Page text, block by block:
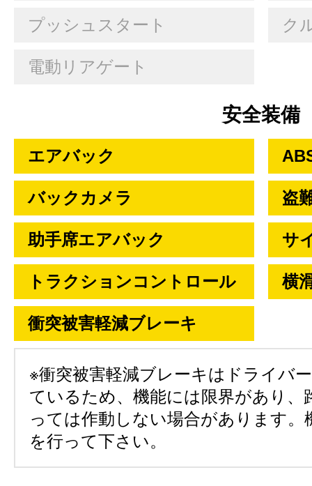
プッシュスタート ク
電動リアゲート
安全装備
エアバック
バックカメラ 盗
助手席エアバック サ
トラクションコントロール 横
衝突被害軽減ブレーキ
※衝突被害軽減ブレーキはドライバ
ているため、機能には限界があり、
っては作動しない場合があります。
を行って下さい。